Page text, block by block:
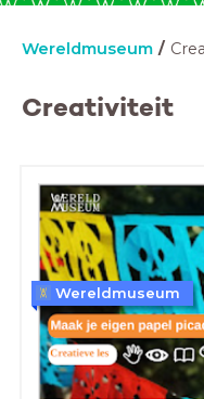
Wereldmuseum
Creativiteit
Wereldmuseum